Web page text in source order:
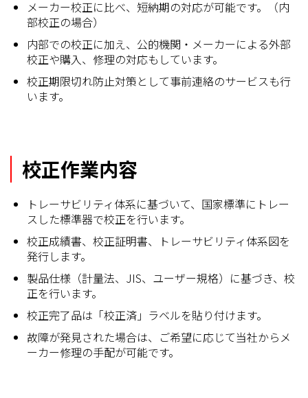
メーカー校正に比べ、短納期の対応が可能です。（内
部校正の場合）
内部での校正に加え、公的機関・メーカーによる外部
校正や購入、修理の対応もしています。
校正期限切れ防止対策として事前連絡のサービスも行
います。
校正作業内容
トレーサビリティ体系に基づいて、国家標準にトレー
スした標準器で校正を行います。
校正成績書、校正証明書、トレーサビリティ体系図を
発行します。
製品仕様（計量法、JIS、ユーザー規格）に基づき、校
正を行います。
校正完了品は「校正済」ラベルを貼り付けます。
故障が発見された場合は、ご希望に応じて当社からメ
ーカー修理の手配が可能です。